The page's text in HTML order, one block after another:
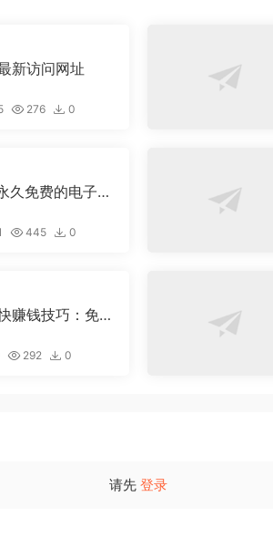
新访问网址
276 0
久免费的电子书
445 0
赚钱技巧：免费
玩法
292 0
请先 登录